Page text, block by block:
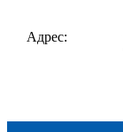
Адрес: